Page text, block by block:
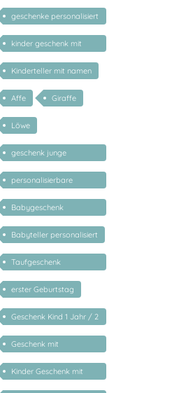
geschenke personalisiert
kinder
kinder geschenk mit
namen
Kinderteller mit namen
Affe Giraffe
Löwe
geschenk junge
mädchen
personalisierbare
geschenke zur geburt
Babygeschenk
personalisiert
Babyteller personalisiert
Taufgeschenk
personalisiert
erster Geburtstag
Geschenk Kind 1 Jahr / 2
Jahre / 3 Jahre
Geschenk mit
persönlichem Namen
Kinder Geschenk mit
Namen